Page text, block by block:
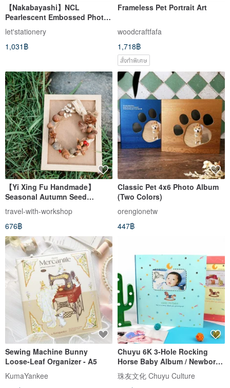
【Nakabayashi】NCL
Pearlescent Embossed Photo
Album MB40/565-Y (Genuine
Product)
let'stationery
1,031฿
Frameless Pet Portrait Art
woodcraftfafa
1,718฿
สั่งทำพิเศษ
【Yi Xing Fu Handmade】
Seasonal Autumn Seed
Painting
travel-with-workshop
676฿
Classic Pet 4x6 Photo Album
(Two Colors)
orengionetw
447฿
Sewing Machine Bunny
Loose-Leaf Organizer - A5
KumaYankee
Chuyu 6K 3-Hole Rocking
Horse Baby Album / Newborn
Growth Album Gift Box - Self-
Adhesive White Pages / 15
珠友文化 Chuyu Culture